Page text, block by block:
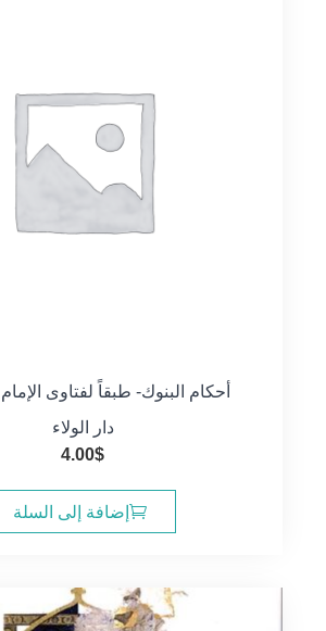
أحكام البنوك- طبقاً لفتاوى
دار الولاء
4.00$
إضافة إلى السلة